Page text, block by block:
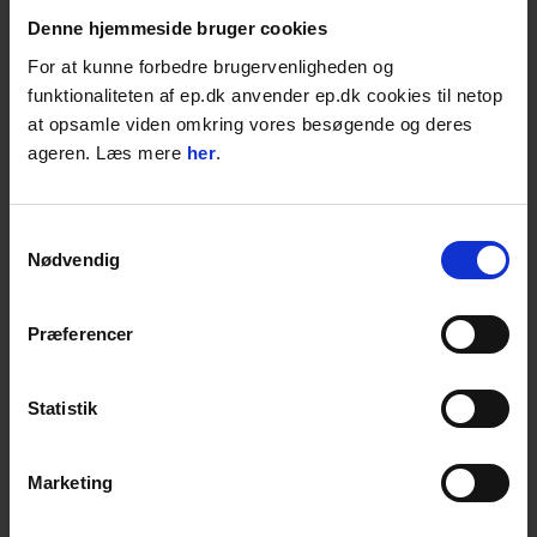
Denne hjemmeside bruger cookies
For at kunne forbedre brugervenligheden og
funktionaliteten af ep.dk anvender ep.dk cookies til netop
at opsamle viden omkring vores besøgende og deres
ageren. Læs mere her.
Nødvendig
Præferencer
Statistik
Marketing
Læs mere
Hamevac, VHU-3000-H, Vakuumsuger
Maksimal løfteevne: 3.000 Kg
Forskellige motortyper